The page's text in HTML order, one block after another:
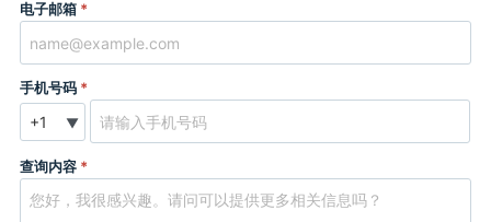
电子邮箱 *
手机号码 *
▼
查询内容 *